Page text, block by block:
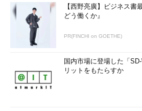
【西野亮廣】ビジネス
どう働くか』
PR(FINCHI on GOETHE)
国内市場に登場した「
リットをもたらすか